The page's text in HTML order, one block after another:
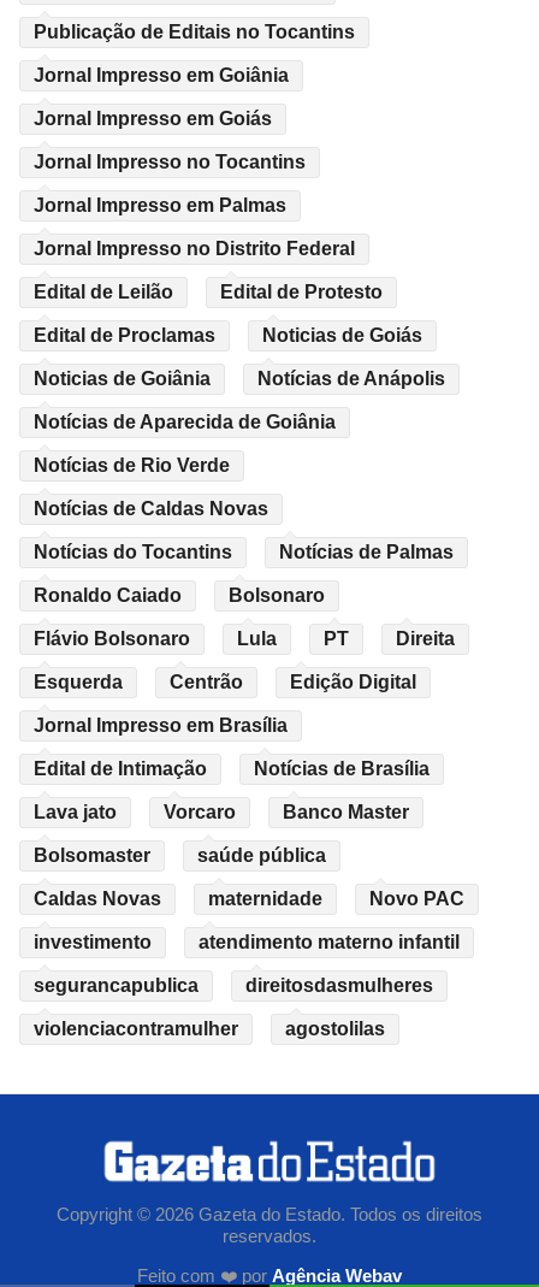
Publicação de Editais no Tocantins
Jornal Impresso em Goiânia
Jornal Impresso em Goiás
Jornal Impresso no Tocantins
Jornal Impresso em Palmas
Jornal Impresso no Distrito Federal
Edital de Leilão Edital de Protesto
Edital de Proclamas Noticias de Goiás
Noticias de Goiânia Notícias de Anápolis
Notícias de Aparecida de Goiânia
Notícias de Rio Verde
Notícias de Caldas Novas
Notícias do Tocantins Notícias de Palmas
Ronaldo Caiado Bolsonaro
Flávio Bolsonaro Lula PT Direita
Esquerda Centrão Edição Digital
Jornal Impresso em Brasília
Edital de Intimação Notícias de Brasília
Lava jato Vorcaro Banco Master
Bolsomaster saúde pública
Caldas Novas maternidade Novo PAC
investimento atendimento materno infantil
segurancapublica direitosdasmulheres
violenciacontramulher agostolilas
Copyright © 2026 Gazeta do Estado. Todos os direitos
reservados.
Feito com ❤️ por Agência Webav